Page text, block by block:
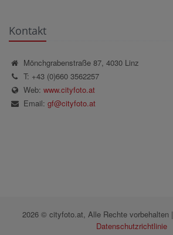
Kontakt
Mönchgrabenstraße 87, 4030 Linz
T: +43 (0)660 3562257
Web: www.cityfoto.at
Email: gf@cityfoto.at
2026 © cityfoto.at, Alle Rechte vorbehalten |
Datenschutzrichtlinie